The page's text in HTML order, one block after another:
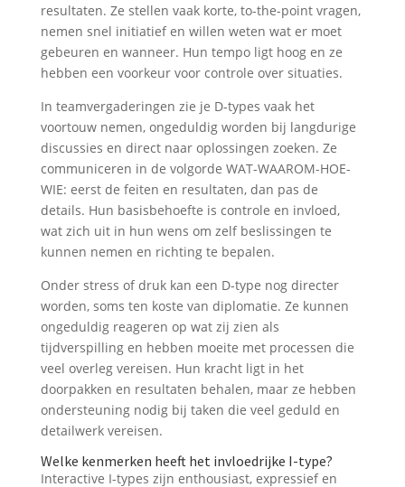
resultaten. Ze stellen vaak korte, to-the-point vragen,
nemen snel initiatief en willen weten wat er moet
gebeuren en wanneer. Hun tempo ligt hoog en ze
hebben een voorkeur voor controle over situaties.
In teamvergaderingen zie je D-types vaak het
voortouw nemen, ongeduldig worden bij langdurige
discussies en direct naar oplossingen zoeken. Ze
communiceren in de volgorde WAT-WAAROM-HOE-
WIE: eerst de feiten en resultaten, dan pas de
details. Hun basisbehoefte is controle en invloed,
wat zich uit in hun wens om zelf beslissingen te
kunnen nemen en richting te bepalen.
Onder stress of druk kan een D-type nog directer
worden, soms ten koste van diplomatie. Ze kunnen
ongeduldig reageren op wat zij zien als
tijdverspilling en hebben moeite met processen die
veel overleg vereisen. Hun kracht ligt in het
doorpakken en resultaten behalen, maar ze hebben
ondersteuning nodig bij taken die veel geduld en
detailwerk vereisen.
Welke kenmerken heeft het invloedrijke I-type?
Interactive I-types zijn enthousiast, expressief en